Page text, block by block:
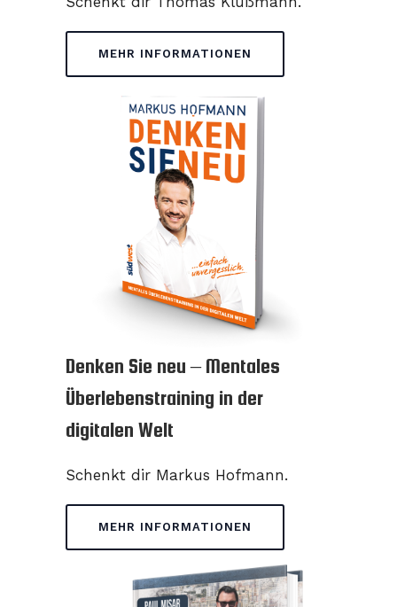
MEHR INFORMATIONEN
Denken Sie neu – Mentales
Überlebenstraining in der
digitalen Welt
Schenkt dir Markus Hofmann.
MEHR INFORMATIONEN